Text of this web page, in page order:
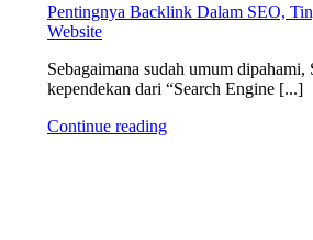
Pentingnya Backlink Dalam SEO,
Website
Sebagaimana sudah umum dipahami,
kependekan dari “Search Engine [...]
Continue reading